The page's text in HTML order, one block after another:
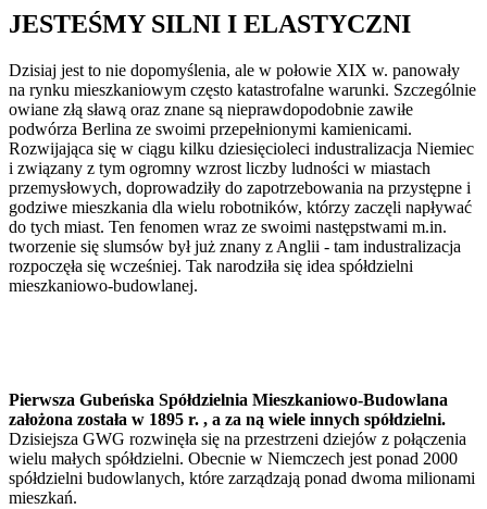
JESTEŚMY SILNI I ELASTYCZNI
Dzisiaj jest to nie dopomyślenia, ale w połowie XIX w. panowały
na rynku mieszkaniowym często katastrofalne warunki. Szczególnie
owiane złą sławą oraz znane są nieprawdopodobnie zawiłe
podwórza Berlina ze swoimi przepełnionymi kamienicami.
Rozwijająca się w ciągu kilku dziesięcioleci industralizacja Niemiec
i związany z tym ogromny wzrost liczby ludności w miastach
przemysłowych, doprowadziły do zapotrzebowania na przystępne i
godziwe mieszkania dla wielu robotników, którzy zaczęli napływać
do tych miast. Ten fenomen wraz ze swoimi następstwami m.in.
tworzenie się slumsów był już znany z Anglii - tam industralizacja
rozpoczęła się wcześniej. Tak narodziła się idea spółdzielni
mieszkaniowo-budowlanej.
Pierwsza Gubeńska Spółdzielnia Mieszkaniowo-Budowlana
założona została w 1895 r. , a za ną wiele innych spółdzielni.
Dzisiejsza GWG rozwinęła się na przestrzeni dziejów z połączenia
wielu małych spółdzielni. Obecnie w Niemczech jest ponad 2000
spółdzielni budowlanych, które zarządzają ponad dwoma milionami
mieszkań.